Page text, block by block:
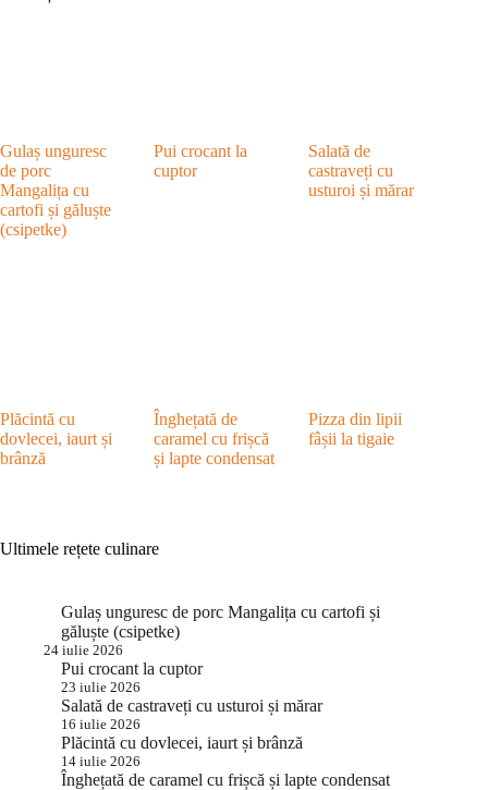
Gulaș unguresc
de porc
Mangalița cu
cartofi și găluște
(csipetke)
Pui crocant la
cuptor
Salată de
castraveți cu
usturoi și mărar
Plăcintă cu
dovlecei, iaurt și
brânză
Înghețată de
caramel cu frișcă
și lapte condensat
Pizza din lipii
fâșii la tigaie
Ultimele rețete culinare
Gulaș unguresc de porc Mangalița cu cartofi și
găluște (csipetke)
24 iulie 2026
Pui crocant la cuptor
23 iulie 2026
Salată de castraveți cu usturoi și mărar
16 iulie 2026
Plăcintă cu dovlecei, iaurt și brânză
14 iulie 2026
Înghețată de caramel cu frișcă și lapte condensat